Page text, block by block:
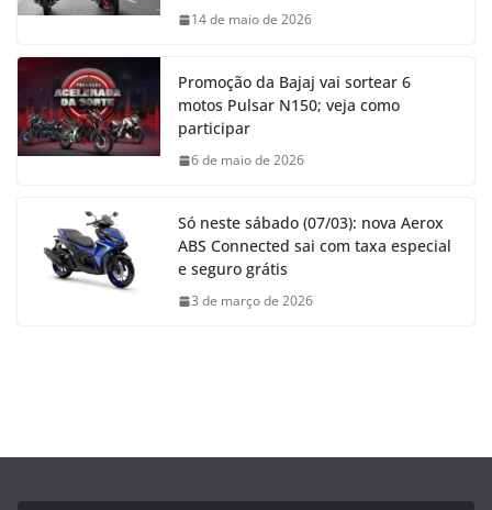
14 de maio de 2026
Promoção da Bajaj vai sortear 6
motos Pulsar N150; veja como
participar
6 de maio de 2026
Só neste sábado (07/03): nova Aerox
ABS Connected sai com taxa especial
e seguro grátis
3 de março de 2026